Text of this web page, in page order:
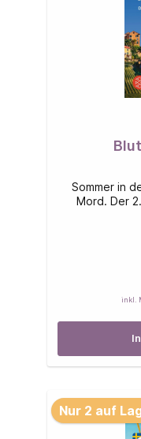
Sommer in
Mord. Der
inkl.
Nur 2 auf